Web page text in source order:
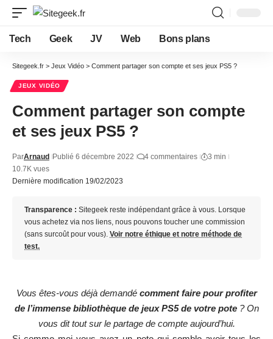
Tech Geek JV Web Bons plans
Sitegeek.fr > Jeux Vidéo > Comment partager son compte et ses jeux PS5 ?
JEUX VIDÉO
Comment partager son compte
et ses jeux PS5 ?
Dernière modification 19/02/2023
ParArnaud Publié 6 décembre 2022 4 commentaires
3 min
10.7K vues
Transparence : Sitegeek reste indépendant grâce à vous. Lorsque
vous achetez via nos liens, nous pouvons toucher une commission
(sans surcoût pour vous). Voir notre éthique et notre méthode de
test.
Vous êtes-vous déjà demandé comment faire pour profiter
de l’immense bibliothèque de jeux PS5 de votre pote? On
vous dit tout sur le partage de compte aujourd’hui.